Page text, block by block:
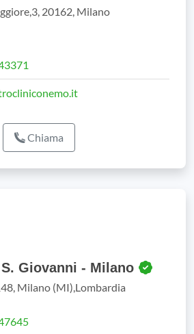
20162, Milano
Chiama
Giovanni - Milano
Milano (MI),Lombardia